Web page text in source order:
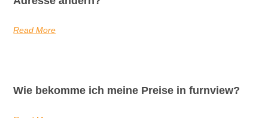
Read More
Wie bekomme ich meine Preise in furnview?